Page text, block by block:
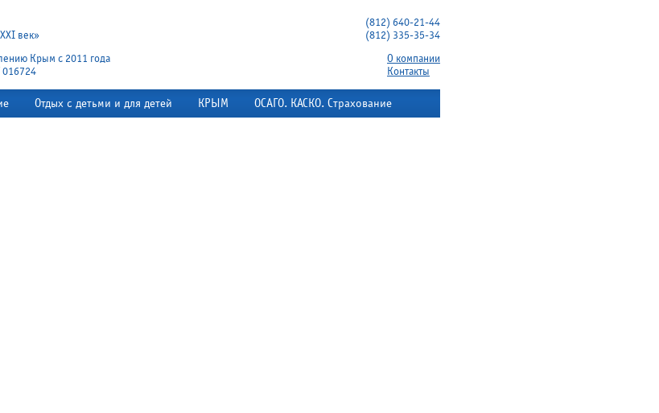
век»
Крым с 2011 года
016724
(812) 640-21-44
(812) 335-35-34
О компании
Контакты
Отдых с детьми и для детей КРЫМ ОСАГО. КАСКО. Страхование